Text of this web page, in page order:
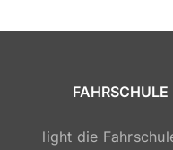
light die